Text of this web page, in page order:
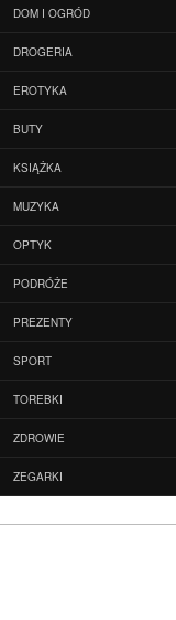
DOM I OGRÓD
DROGERIA
EROTYKA
BUTY
KSIĄŻKA
MUZYKA
OPTYK
PODRÓŻE
PREZENTY
SPORT
TOREBKI
ZDROWIE
ZEGARKI